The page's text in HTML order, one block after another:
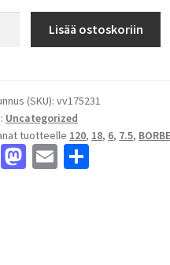
Lisää ostoskoriin
(SKU):vv175231
Uncategorized
tuotteelle 120, 18, 6, 7.5,
Fa M E